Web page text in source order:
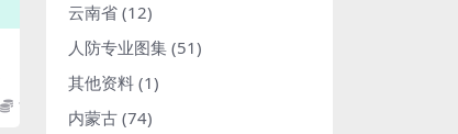
1.98
云南省 (12)
人防专业图集 (51)
其他资料 (1)
内蒙古 (74)